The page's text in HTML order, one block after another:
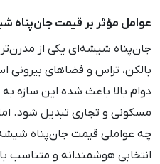
عوامل مؤثر بر قیمت جان‌پناه
جان‌پناه شیشه‌ای یکی از
بالکن، تراس و فضاهای بیرونی
دوام بالا باعث شده این سازه
مسکونی و تجاری تبدیل شود.
چه عواملی قیمت جان‌پناه
انتخابی هوشمندانه و متناسب